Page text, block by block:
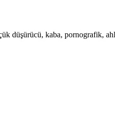
düşürücü, kaba, pornografik,